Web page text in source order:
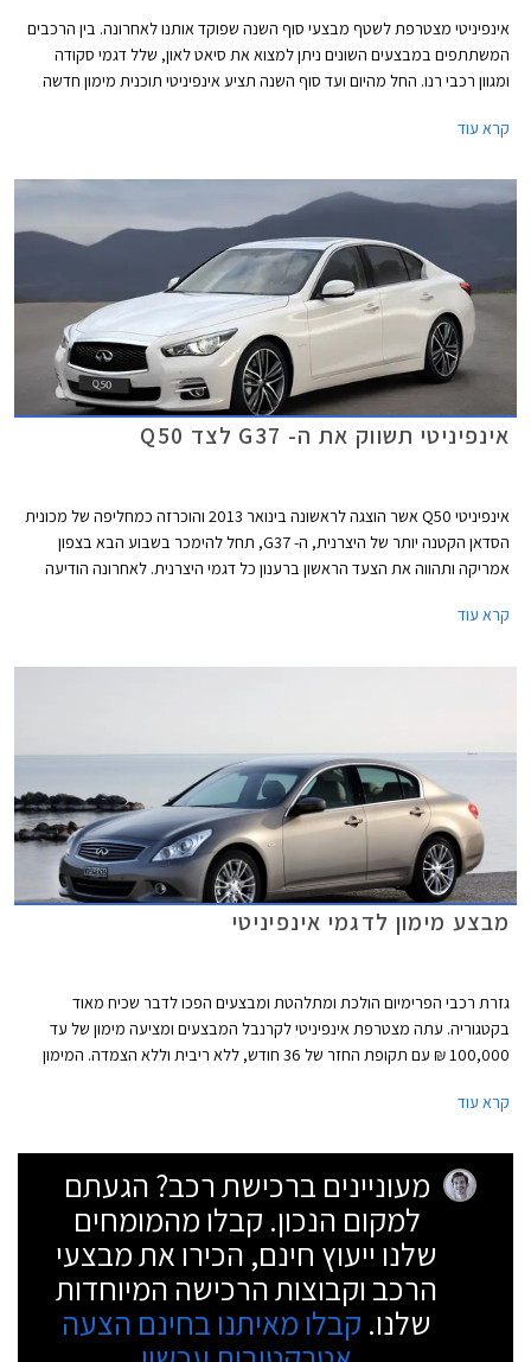
אינפיניטי מצטרפת לשטף מבצעי סוף השנה שפוקד אותנו לאחרונה. בין הרכבים
המשתתפים במבצעים השונים ניתן למצוא את סיאט לאון, שלל דגמי סקודה
ומגוון רכבי רנו. החל מהיום ועד סוף השנה תציע אינפיניטי תוכנית מימון חדשה
מחירון.
קרא עוד
אינפיניטי תשווק את ה- G37 לצד Q50
אינפיניטי Q50 אשר הוצגה לראשונה בינואר 2013 והוכרזה כמחליפה של מכונית
הסדאן הקטנה יותר של היצרנית, ה- G37, תחל להימכר בשבוע הבא בצפון
אמריקה ותהווה את הצעד הראשון ברענון כל דגמי היצרנית. לאחרונה הודיעה
את שני הדגמים זה לצד זה לפחות עד סוף שנת 2015.
קרא עוד
מבצע מימון לדגמי אינפיניטי
גזרת רכבי הפרימיום הולכת ומתלהטת ומבצעים הפכו לדבר שכיח מאוד
בקטגוריה. עתה מצטרפת אינפיניטי לקרנבל המבצעים ומציעה מימון של עד
100,000 ₪ עם תקופת החזר של 36 חודש, ללא ריבית וללא הצמדה. המימון
באישור הגוף המממן.
קרא עוד
מעוניינים ברכישת רכב? הגעתם
למקום הנכון. קבלו מהמומחים
שלנו ייעוץ חינם, הכירו את מבצעי
הרכב וקבוצות הרכישה המיוחדות
שלנו. קבלו מאיתנו בחינם הצעה